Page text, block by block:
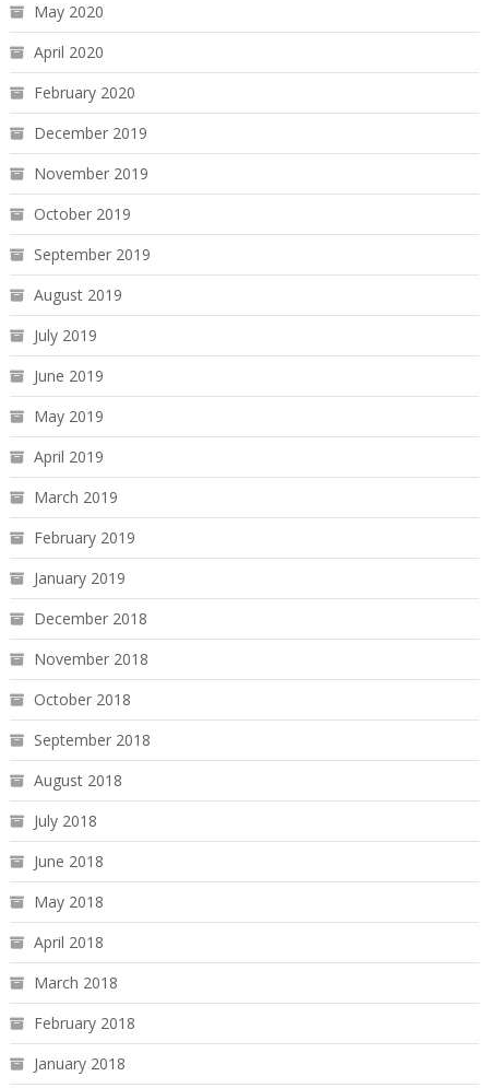
May 2020
April 2020
February 2020
December 2019
November 2019
October 2019
September 2019
August 2019
July 2019
June 2019
May 2019
April 2019
March 2019
February 2019
January 2019
December 2018
November 2018
October 2018
September 2018
August 2018
July 2018
June 2018
May 2018
April 2018
March 2018
February 2018
January 2018